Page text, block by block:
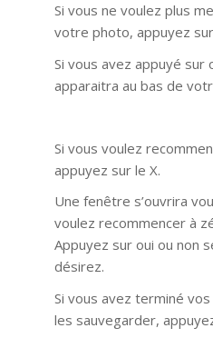
Si vous ne voulez plus
votre photo, appuyez
Si vous avez appuyé
apparaitra au bas de
Si vous voulez
appuyez sur le X.
Une fenêtre s’ouvrira
voulez recommencer à
Appuyez sur oui ou non
désirez.
Si vous avez terminé
les sauvegarder,